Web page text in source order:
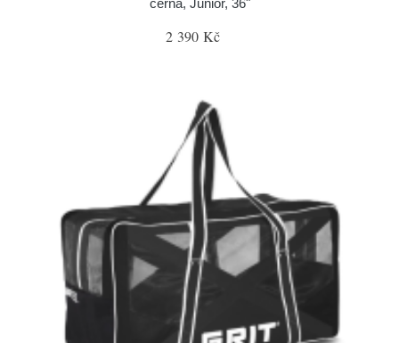
černá, Junior, 36"
2 390 Kč